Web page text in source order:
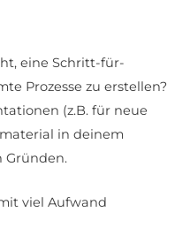
eine Schritt-für-
Prozesse zu erstellen?
(z.B. für neue
in deinem
Gründen.
viel Aufwand